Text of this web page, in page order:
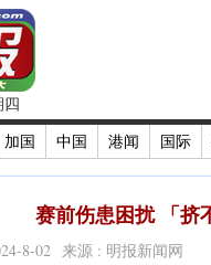
四
加国 中国 港闻 国际
赛前伤患困扰 「挤
8-02 来源 : 明报新闻网